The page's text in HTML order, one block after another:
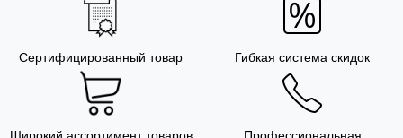
Сертифицированный товар Гибкая система скидок